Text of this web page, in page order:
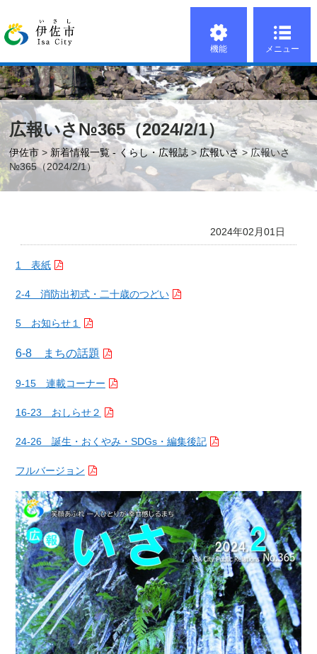
機能 メニュー
広報いさ№365（2024/2/1）
伊佐市 > 新着情報一覧 - くらし・広報誌 > 広報いさ> 広報いさ
№365（2024/2/1）
2024年02月01日
1 表紙
2-4 消防出初式・二十歳のつどい
5 お知らせ１
6-8 まちの話題
9-15 連載コーナー
16-23 おしらせ２
24-26 誕生・おくやみ・SDGs・編集後記
フルバージョン